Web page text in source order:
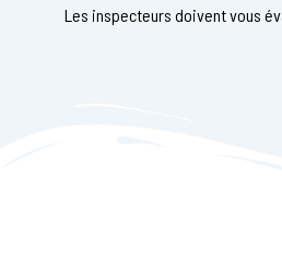
Les inspecteurs doivent vous